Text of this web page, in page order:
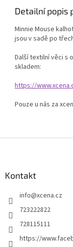
Detailní popis
Minnie Mouse
jsou v sadě po
Další textilní věci s
skladem:
https://
Pouze u nás za
Kontakt
info@xcena.cz
723222822
728115111
https://